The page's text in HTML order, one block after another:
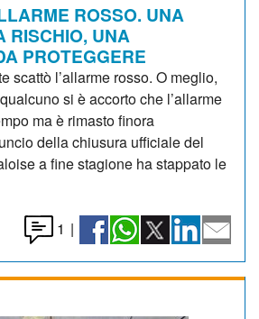
ROSSO. UNA
RISCHIO, UNA
PROTEGGERE
scattò l’allarme rosso. O meglio,
si è accorto che l’allarme
ma è rimasto finora
della chiusura ufficiale del
a fine stagione ha stappato le
1 |